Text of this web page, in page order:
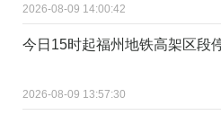
2026-08-09 14:00:42
今日15时起福州地铁高架区段
2026-08-09 13:57:30